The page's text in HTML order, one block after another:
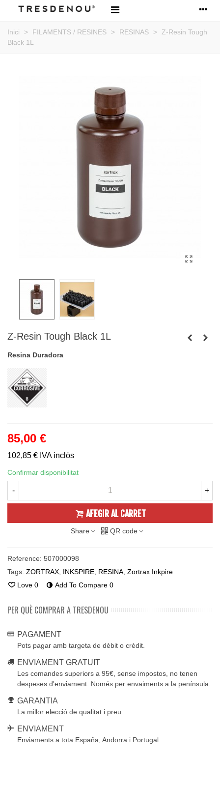
Inici > FILAMENTS / RESINES > RESINAS >
Z-Resin Tough
Black 1L
Z-Resin Tough Black 1L
Resina Duradora
85,00 €
102,85 € IVA inclòs
Confirmar disponibilitat
- +
AFEGIR AL CARRET
Share QR code
Reference: 507000098
Tags: ZORTRAX INKSPIRE RESINA Zortrax Inkpire
Love 0 Add To Compare 0
PER QUÈ COMPRAR A TRESDENOU
PAGAMENT
Pots pagar amb targeta de dèbit o crèdit.
ENVIAMENT GRATUIT
Les comandes superiors a 95€, sense impostos, no tenen
despeses d'enviament. Només per envaiments a la península.
GARANTIA
La millor elecció de qualitat i preu.
ENVIAMENT
Enviaments a tota España, Andorra i Portugal.